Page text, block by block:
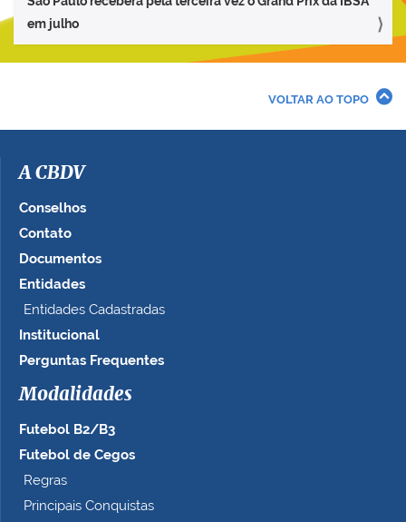
em julho
VOLTAR AO TOPO
A CBDV
Conselhos
Contato
Documentos
Entidades
Entidades Cadastradas
Institucional
Perguntas Frequentes
Modalidades
Futebol B2/B3
Futebol de Cegos
Regras
Principais Conquistas